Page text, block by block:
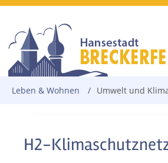
Leben & Wohnen / Umwelt und
H2-